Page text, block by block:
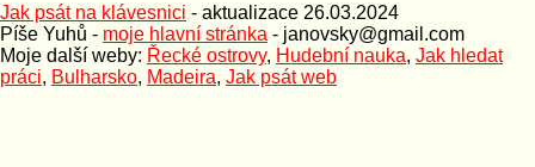
Jak psát na klávesnici - aktualizace 26.03.2024
Píše Yuhů - moje hlavní stránka - janovsky@gmail.com
Moje další weby: Řecké ostrovy, Hudební nauka, Jak hledat
práci, Bulharsko, Madeira, Jak psát web